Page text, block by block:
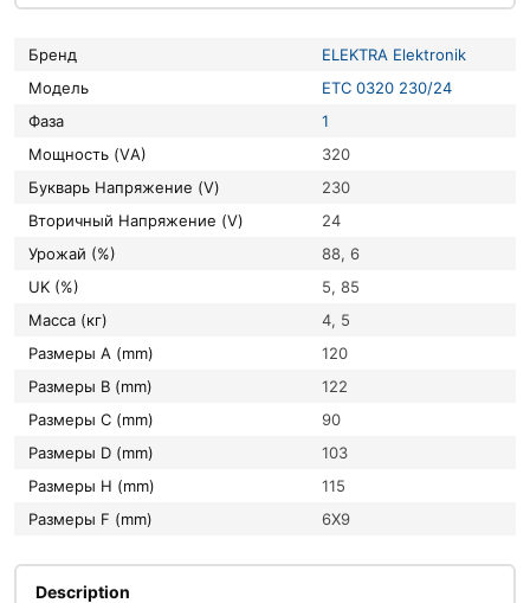
Бренд
ELEKTRA Elektronik
Модель
ETC 0320 230/24
Фаза
1
Мощность (VА)
320
букварь Напряжение (V)
230
вторичный Напряжение (V)
24
Урожай (%)
88, 6
UK (%)
5, 85
Масса (кг)
4, 5
Размеры A (mm)
120
Размеры B (mm)
122
Размеры C (mm)
90
Размеры D (mm)
103
Размеры H (mm)
115
Размеры F (mm)
6X9
Description